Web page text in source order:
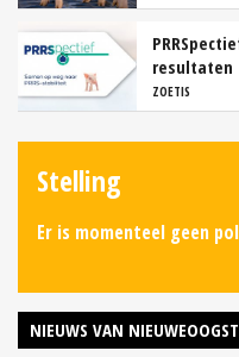
resultaten
ZOETIS
Stelling
Er is momenteel geen
NIEUWS VAN